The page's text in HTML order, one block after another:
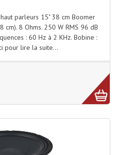
Contrôleur DJ
Pour La Lumière
Betonex
De Transport
parleurs 15" 38 cm Boomer
cm). 8 Ohms. 250 W RMS 96 dB
: 60 Hz à 2 KHz. Bobine :
pour lire la suite...